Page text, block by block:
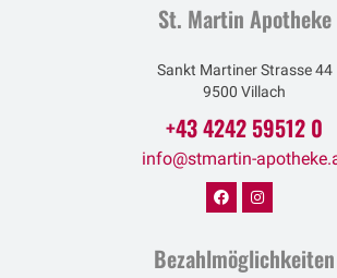
St. Martin Apotheke
Sankt Martiner Strasse 44
9500 Villach
+43 4242 59512 0
info@stmartin-
Bezahlmöglichkeiten